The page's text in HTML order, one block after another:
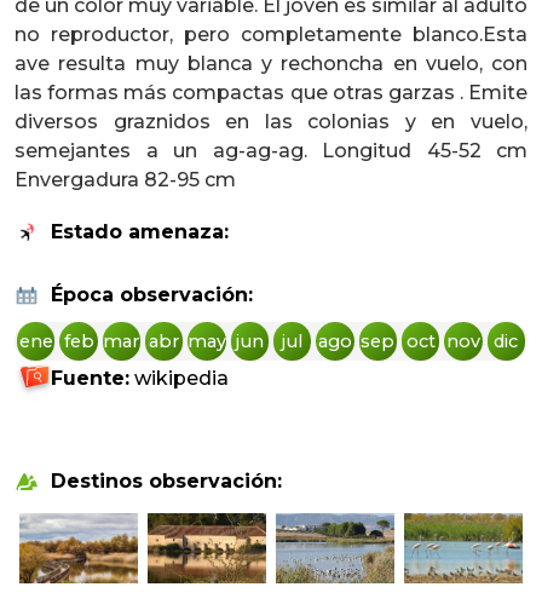
de un color muy variable. El joven es similar al adulto
no reproductor, pero completamente blanco.Esta
ave resulta muy blanca y rechoncha en vuelo, con
las formas más compactas que otras garzas . Emite
diversos graznidos en las colonias y en vuelo,
semejantes a un ag-ag-ag. Longitud 45-52 cm
Envergadura 82-95 cm
Estado amenaza:
Época observación:
ene feb mar abr may jun jul ago sep oct nov dic
Fuente: wikipedia
Destinos observación: